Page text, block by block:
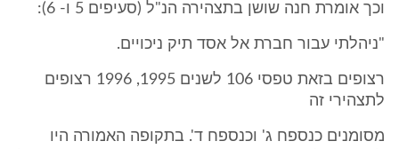
וכך אומרת חנה שושן בתצהירה הנ"ל (סעיפים 5 ו- 6):
"ניהלתי עבור חברת אל אסד תיק ניכויים.
רצופים בזאת טפסי 106 לשנים 1995, 1996 רצופים
לתצהירי זה
מסומנים כנספח ג' וכנספח ד'. בתקופה האמורה היו